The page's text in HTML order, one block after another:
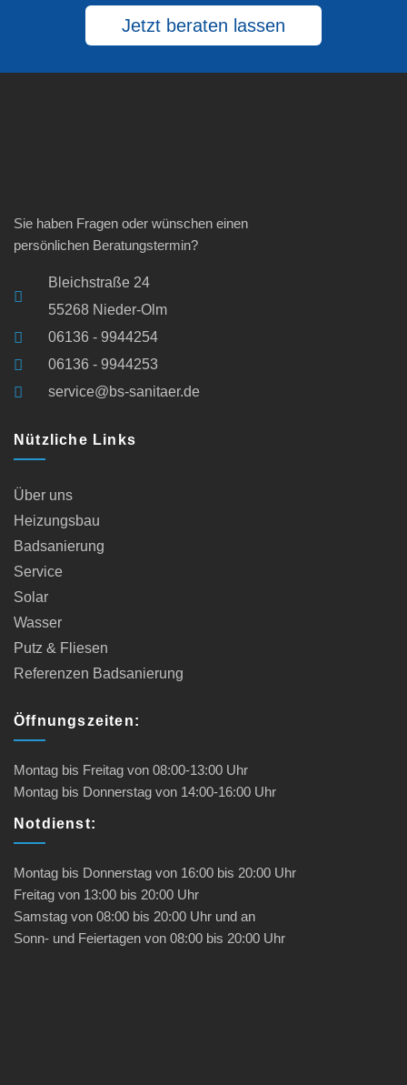
Jetzt beraten lassen
Sie haben Fragen oder wünschen einen
persönlichen Beratungstermin?
Bleichstraße 24
55268 Nieder-Olm
06136 - 9944254
06136 - 9944253
service@bs-sanitaer.de
Nützliche Links
Über uns
Heizungsbau
Badsanierung
Service
Solar
Wasser
Putz & Fliesen
Referenzen Badsanierung
Öffnungszeiten:
Montag bis Freitag von 08:00-13:00 Uhr
Montag bis Donnerstag von 14:00-16:00 Uhr
Notdienst:
Montag bis Donnerstag von 16:00 bis 20:00 Uhr
Freitag von 13:00 bis 20:00 Uhr
Samstag von 08:00 bis 20:00 Uhr und an
Sonn- und Feiertagen von 08:00 bis 20:00 Uhr